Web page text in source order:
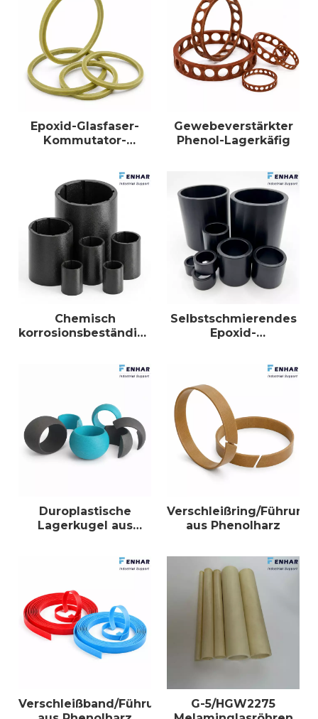
Epoxid-Glasfaser-
Kommutator-
Gewebeverstärkter
Phenol-Lagerkäfig
Chemisch
korrosionsbeständige
Verbundhülse
Selbstschmierendes
Epoxid-
Duroplastische
Lagerkugel aus
Verschleißring/
aus Phenolharz
Verschleißband/FührungsbandG-5/HGW2275